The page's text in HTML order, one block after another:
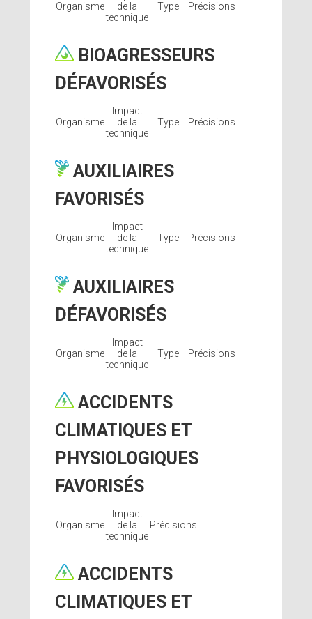
Organisme
de la
technique
Type Précisions
BIOAGRESSEURS
DÉFAVORISÉS
Organisme
Impact
de la
technique
Type Précisions
AUXILIAIRES
FAVORISÉS
Organisme
Impact
de la
technique
Type Précisions
AUXILIAIRES
DÉFAVORISÉS
Organisme
Impact
de la
technique
Type Précisions
ACCIDENTS
CLIMATIQUES ET
PHYSIOLOGIQUES
FAVORISÉS
Organisme
Impact
de la
technique
Précisions
ACCIDENTS
CLIMATIQUES ET